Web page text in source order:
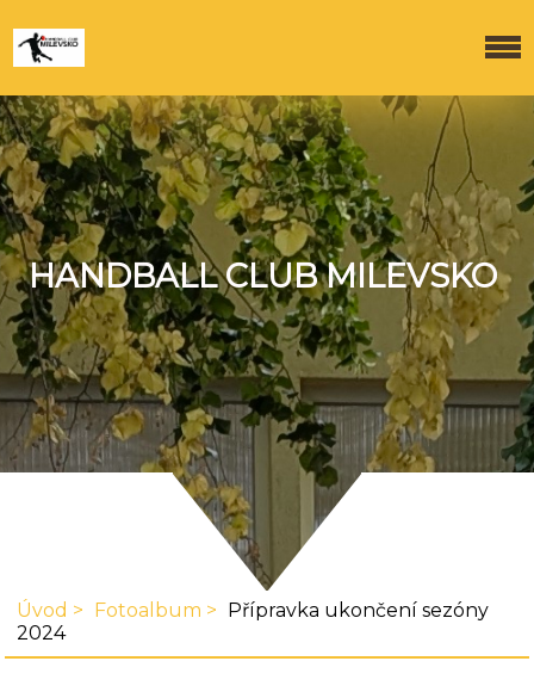
HANDBALL CLUB MILEVSKO
Úvod Fotoalbum
Přípravka ukončení sezóny
2024